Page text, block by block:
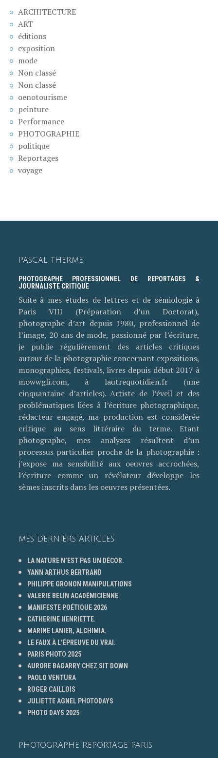
ARCHITECTURE
ART
éditions
exposition
mode
Non classé
Non classé
oenotourisme
peinture
Performance
PHOTOGRAPHIE
politique
Reportages
voyage
PASCAL THERME
PHOTOGRAPHE PROFESSIONNEL DE REPORTAGES &
JOURNALISTE CRITIQUE
Suite à mes études de lettres et de sémiologie à
Paris VIII (Préparation d’un Doctorat),
photographe d’art depuis 1980, professionnel de
l’image, 20 ans de mode, passionné par l’écriture,
je publie régulièrement des articles critiques
autour de la photographie concernant expositions,
monographies, festivals, livres depuis début 2017 à
mowwgli.com, à lautrequotidien.fr (une
cinquantaine d’articles). Artiste de l’éveil et des
problématiques liées à l’écriture photographique,
rédacteur engagé, ma production est considérée
critique au sens littéraire du terme. Etant
photographe, mes analyses résultent d’un
processus particulier proche de la photographie :
j’expose ma sensibilité aux oeuvres accrochées,
l’écriture comme un révélateur développe les
sèmes inscrits dans les oeuvres présentées.
MES DERNIERS ARTICLES
LA NATURE N’EST PAS UN DÉCOR.
YANN ARTHUS BERTRAND
PHILIPPE GRONON MANIPULATIONS
VALERIE BELIN ACADÉMICIENNE
MANIFESTE POÉTIQUE 2026
CATHERINE HENRIETTE.
MARINE LANIER, ALCHIMIA.
LE FAUX À L’ÉPREUVE DU VRAI.
PARIS PHOTO 2025
AURORE BAGARRY CHEZ SIT DOWN
PAOLO VENTURA
ROGER CAILLOIS
JULIETTE AGNEL PHOTODAYS
PHOTO DAYS 2025
PHOTOGRAPHE REPORTAGE PARIS